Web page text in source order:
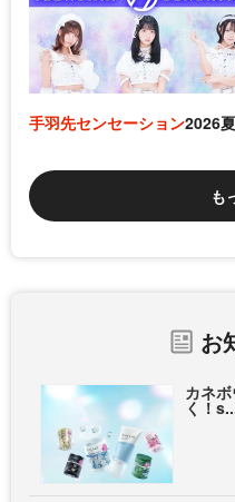
手羽先センセーション2026
も
お
カネ
く！